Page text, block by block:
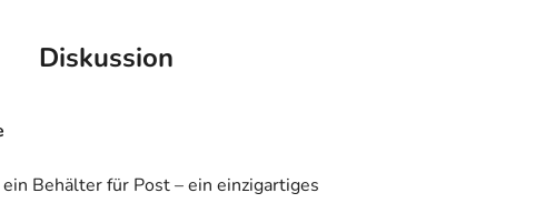
Diskussion
Behälter für Post – ein einzigartiges